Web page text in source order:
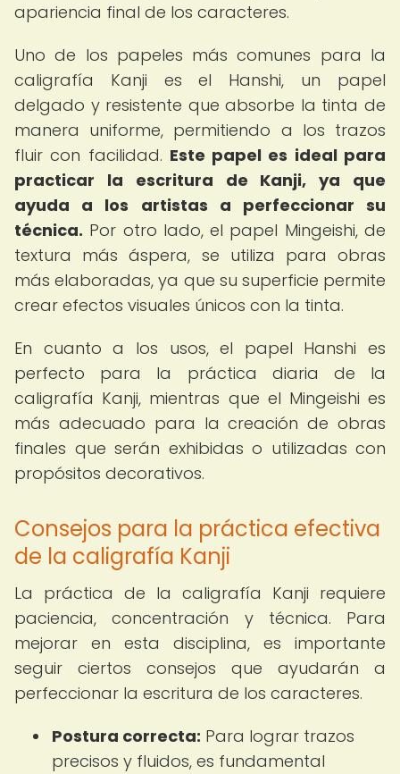
apariencia final de los caracteres.
Uno de los papeles más comunes para la
caligrafía Kanji es el Hanshi, un papel
delgado y resistente que absorbe la tinta de
manera uniforme, permitiendo a los trazos
fluir con facilidad. Este papel es ideal para
practicar la escritura de Kanji, ya que
ayuda a los artistas a perfeccionar su
técnica. Por otro lado, el papel Mingeishi, de
textura más áspera, se utiliza para obras
más elaboradas, ya que su superficie permite
crear efectos visuales únicos con la tinta.
En cuanto a los usos, el papel Hanshi es
perfecto para la práctica diaria de la
caligrafía Kanji, mientras que el Mingeishi es
más adecuado para la creación de obras
finales que serán exhibidas o utilizadas con
propósitos decorativos.
Consejos para la práctica efectiva
de la caligrafía Kanji
La práctica de la caligrafía Kanji requiere
paciencia, concentración y técnica. Para
mejorar en esta disciplina, es importante
seguir ciertos consejos que ayudarán a
perfeccionar la escritura de los caracteres.
Postura correcta: Para lograr trazos
precisos y fluidos, es fundamental